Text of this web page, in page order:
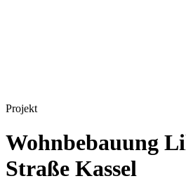
Projekt
Wohnbebauung
Straße Kassel